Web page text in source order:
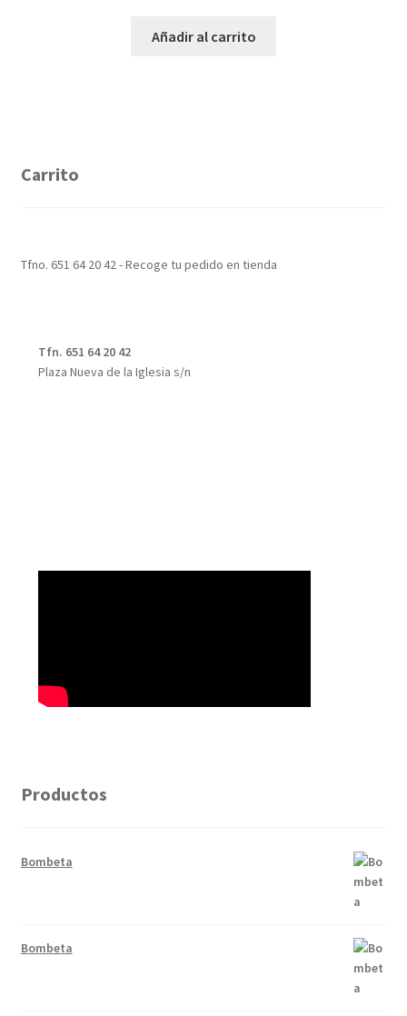
Añadir al carrito
Carrito
Tfno. 651 64 20 42 - Recoge tu pedido en tienda
Tfn. 651 64 20 42
Plaza Nueva de la Iglesia s/n
Productos
Bombeta
Bombeta